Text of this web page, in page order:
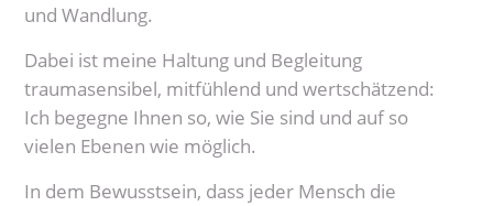
und Wandlung.
Dabei ist meine Haltung und Begleitung
traumasensibel, mitfühlend und wertschätzend:
Ich begegne Ihnen so, wie Sie sind und auf so
vielen Ebenen wie möglich.
In dem Bewusstsein, dass jeder Mensch die